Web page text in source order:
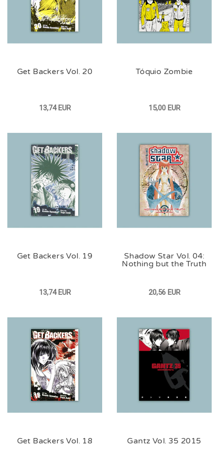
Get Backers Vol. 20
13,74 EUR
Tóquio Zombie
15,00 EUR
Get Backers Vol. 19
13,74 EUR
Shadow Star Vol. 04:
Nothing but the Truth
20,56 EUR
Get Backers Vol. 18 Gantz Vol. 35 2015